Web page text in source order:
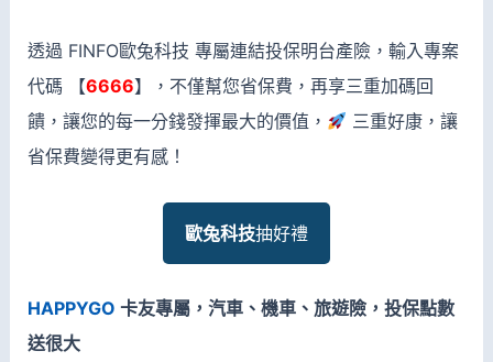
透過 FINFO歐兔科技 專屬連結投保明台產險，輸入專案
代碼 【6666】，不僅幫您省保費，再享三重加碼回
饋，讓您的每一分錢發揮最大的價值，
三重好康，讓
省保費變得更有感！
歐兔科技抽好禮
HAPPYGO 卡友專屬，汽車、機車、旅遊險，投保點數
送很大